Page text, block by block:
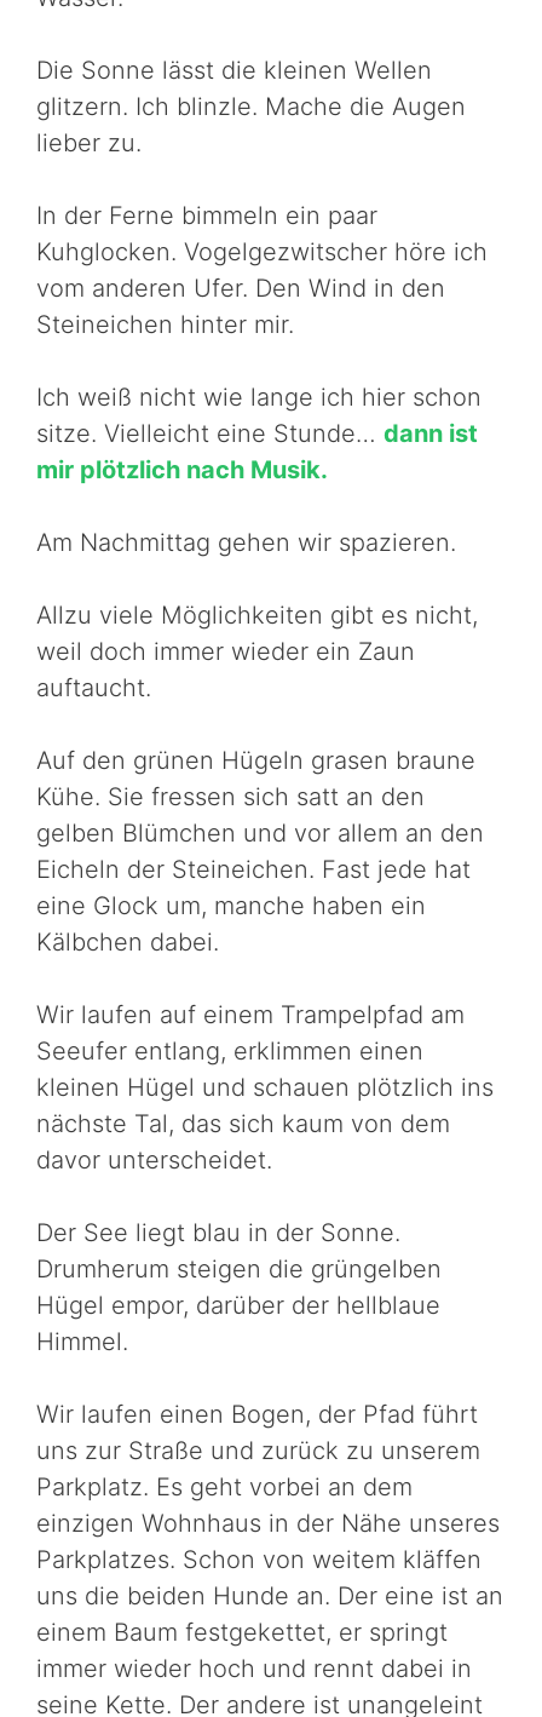
Die Sonne lässt die kleinen Wellen
glitzern. Ich blinzle. Mache die Augen
lieber zu.
In der Ferne bimmeln ein paar
Kuhglocken. Vogelgezwitscher höre ich
vom anderen Ufer. Den Wind in den
Steineichen hinter mir.
Ich weiß nicht wie lange ich hier schon
sitze. Vielleicht eine Stunde… dann ist
mir plötzlich nach Musik.
Am Nachmittag gehen wir spazieren.
Allzu viele Möglichkeiten gibt es nicht,
weil doch immer wieder ein Zaun
auftaucht.
Auf den grünen Hügeln grasen braune
Kühe. Sie fressen sich satt an den
gelben Blümchen und vor allem an den
Eicheln der Steineichen. Fast jede hat
eine Glock um, manche haben ein
Kälbchen dabei.
Wir laufen auf einem Trampelpfad am
Seeufer entlang, erklimmen einen
kleinen Hügel und schauen plötzlich ins
nächste Tal, das sich kaum von dem
davor unterscheidet.
Der See liegt blau in der Sonne.
Drumherum steigen die grüngelben
Hügel empor, darüber der hellblaue
Himmel.
Wir laufen einen Bogen, der Pfad führt
uns zur Straße und zurück zu unserem
Parkplatz. Es geht vorbei an dem
einzigen Wohnhaus in der Nähe unseres
Parkplatzes. Schon von weitem kläffen
uns die beiden Hunde an. Der eine ist an
einem Baum festgekettet, er springt
immer wieder hoch und rennt dabei in
seine Kette. Der andere ist unangeleint